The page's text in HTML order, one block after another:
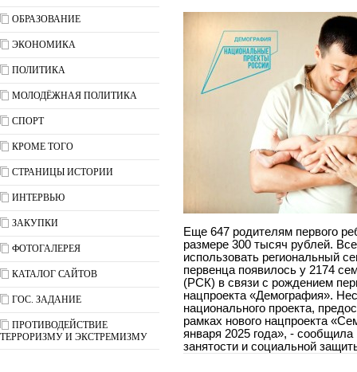
ОБРАЗОВАНИЕ
ЭКОНОМИКА
ПОЛИТИКА
МОЛОДЁЖНАЯ ПОЛИТИКА
СПОРТ
КРОМЕ ТОГО
СТРАНИЦЫ ИСТОРИИ
ИНТЕРВЬЮ
ЗАКУПКИ
ФОТОГАЛЕРЕЯ
КАТАЛОГ САЙТОВ
ГОС. ЗАДАНИЕ
ПРОТИВОДЕЙСТВИЕ
ТЕРРОРИЗМУ И ЭКСТРЕМИЗМУ
Еще 647 родителям первого
размере 300 тысяч рублей.
использовать региональный
первенца появилось у 2174
(РСК) в связи с рождением
нацпроекта «Демография».
национального проекта,
рамках нового нацпроекта
января 2025 года», -
занятости и социальной